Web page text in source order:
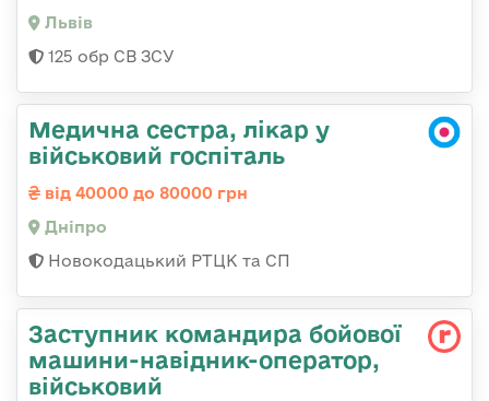
Львів
125 обр СВ ЗСУ
Медична сестра, лікар у
військовий госпіталь
від 40000 до 80000 грн
Дніпро
Новокодацький РТЦК та СП
Заступник командиpа бойової
машини-навідник-оператор,
військовий